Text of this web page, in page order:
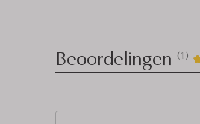
Beoordelingen (1) 1
5